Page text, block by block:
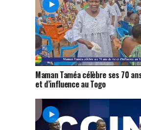
Maman Taméa célèbre ses 70
et d’influence au Togo